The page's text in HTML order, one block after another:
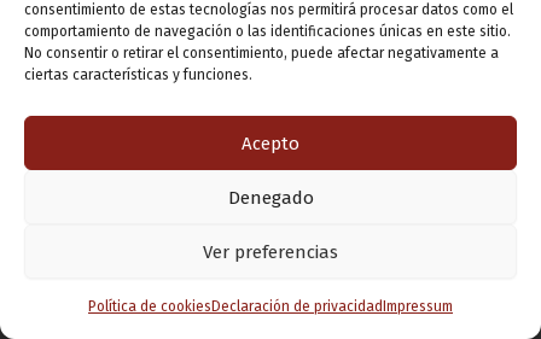
consentimiento de estas tecnologías nos permitirá procesar datos como el
comportamiento de navegación o las identificaciones únicas en este sitio.
No consentir o retirar el consentimiento, puede afectar negativamente a
ciertas características y funciones.
Acepto
Denegado
Ver preferencias
Política de cookies Declaración de privacidad Impressum
Copyright © 2026 Valladolid en su titna